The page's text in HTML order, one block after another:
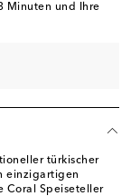
Minuten und Ihre
türkischer
einzigartigen
Coral Speiseteller